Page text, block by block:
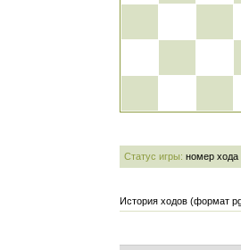
Статус игры: номер хода
История ходов (формат